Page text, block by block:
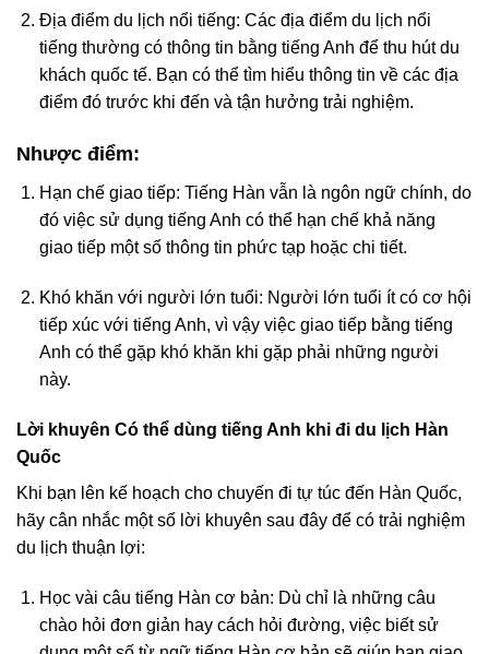
Địa điểm du lịch nổi tiếng: Các địa điểm du lịch nổi
tiếng thường có thông tin bằng tiếng Anh để thu hút du
khách quốc tế. Bạn có thể tìm hiểu thông tin về các địa
điểm đó trước khi đến và tận hưởng trải nghiệm.
Nhược điểm:
Hạn chế giao tiếp: Tiếng Hàn vẫn là ngôn ngữ chính, do
đó việc sử dụng tiếng Anh có thể hạn chế khả năng
giao tiếp một số thông tin phức tạp hoặc chi tiết.
Khó khăn với người lớn tuổi: Người lớn tuổi ít có cơ hội
tiếp xúc với tiếng Anh, vì vậy việc giao tiếp bằng tiếng
Anh có thể gặp khó khăn khi gặp phải những người
này.
Lời khuyên Có thể dùng tiếng Anh khi đi du lịch Hàn
Quốc
Khi bạn lên kế hoạch cho chuyến đi tự túc đến Hàn Quốc,
hãy cân nhắc một số lời khuyên sau đây để có trải nghiệm
du lịch thuận lợi:
Học vài câu tiếng Hàn cơ bản: Dù chỉ là những câu
chào hỏi đơn giản hay cách hỏi đường, việc biết sử